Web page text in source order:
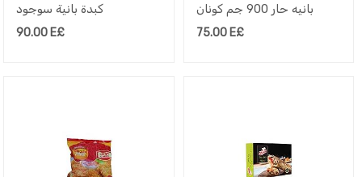
كبدة بانية سوجود
90.00 E£
بانيه حار 900 جم كونان
75.00E£